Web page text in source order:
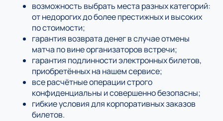
возможность выбрать места разных категорий:
от недорогих до более престижных и высоких
по стоимости;
гарантия возврата денег в случае отмены
матча по вине организаторов встречи;
гарантия подлинности электронных билетов,
приобретённых на нашем сервисе;
все расчётные операции строго
конфиденциальны и совершенно безопасны;
гибкие условия для корпоративных заказов
билетов.